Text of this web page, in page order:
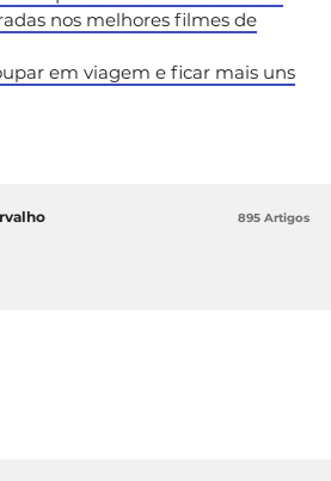
nos melhores filmes de
em viagem e ficar mais uns
895 Artigos